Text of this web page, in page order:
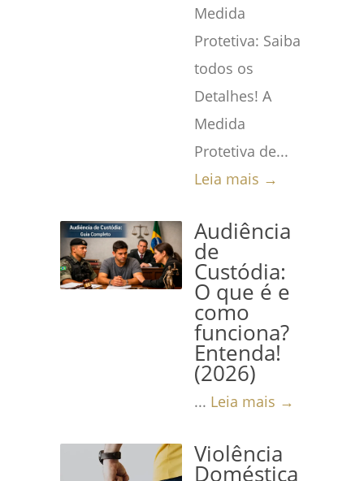
Medida
Protetiva: Saiba
todos os
Detalhes! A
Medida
Protetiva de...
Leia mais →
Audiência
de
Custódia:
O que é e
como
funciona?
Entenda!
(2026)
... Leia mais →
Violência
Doméstica